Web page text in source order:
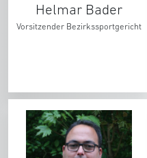
Helmar Bader
Vorsitzender Bezirkssportgericht